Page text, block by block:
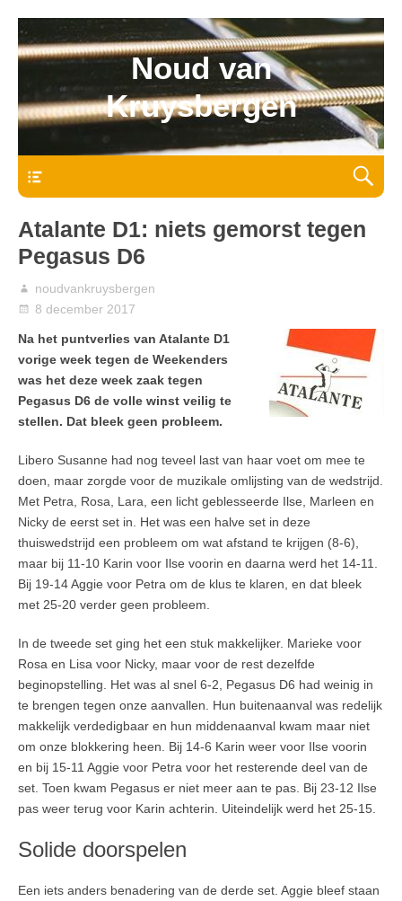
Noud van
Kruysbergen
Atalante D1: niets gemorst tegen
Pegasus D6
noudvankruysbergen
8 december 2017
Na het puntverlies van Atalante D1
vorige week tegen de Weekenders
was het deze week zaak tegen
Pegasus D6 de volle winst veilig te
stellen. Dat bleek geen probleem.
Libero Susanne had nog teveel last van haar voet om mee te
doen, maar zorgde voor de muzikale omlijsting van de wedstrijd.
Met Petra, Rosa, Lara, een licht geblesseerde Ilse, Marleen en
Nicky de eerst set in. Het was een halve set in deze
thuiswedstrijd een probleem om wat afstand te krijgen (8-6),
maar bij 11-10 Karin voor Ilse voorin en daarna werd het 14-11.
Bij 19-14 Aggie voor Petra om de klus te klaren, en dat bleek
met 25-20 verder geen probleem.
In de tweede set ging het een stuk makkelijker. Marieke voor
Rosa en Lisa voor Nicky, maar voor de rest dezelfde
beginopstelling. Het was al snel 6-2, Pegasus D6 had weinig in
te brengen tegen onze aanvallen. Hun buitenaanval was redelijk
makkelijk verdedigbaar en hun middenaanval kwam maar niet
om onze blokkering heen. Bij 14-6 Karin weer voor Ilse voorin
en bij 15-11 Aggie voor Petra voor het resterende deel van de
set. Toen kwam Pegasus er niet meer aan te pas. Bij 23-12 Ilse
pas weer terug voor Karin achterin. Uiteindelijk werd het 25-15.
Solide doorspelen
Een iets anders benadering van de derde set. Aggie bleef staan